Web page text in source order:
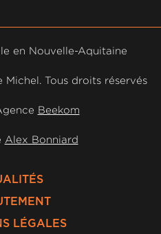
en Nouvelle-Aquitaine
Michel. Tous droits réservés
Beekom
Alex Bonniard
LÉGALES